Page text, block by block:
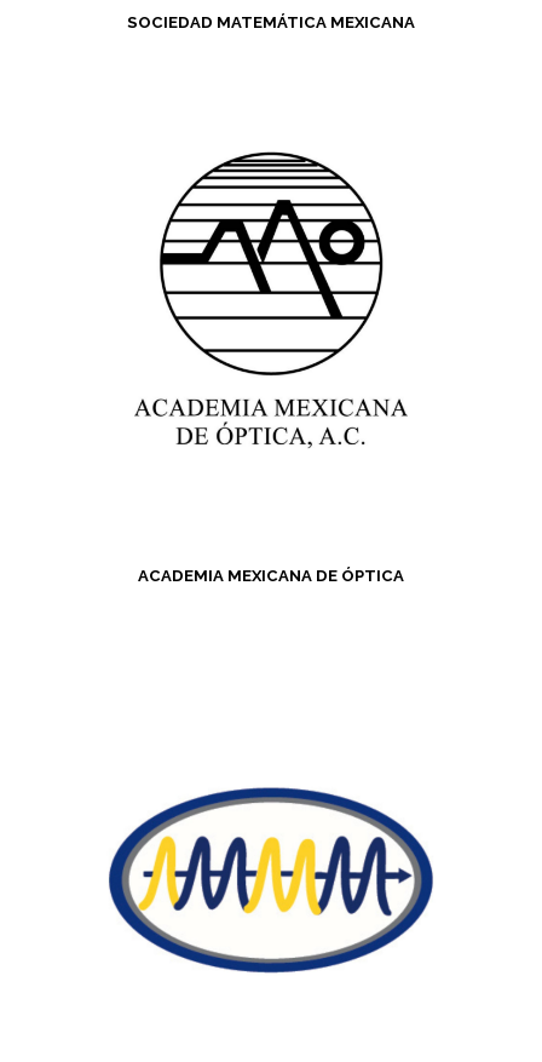
SOCIEDAD MATEMÁTICA MEXICANA
ACADEMIA MEXICANA DE ÓPTICA